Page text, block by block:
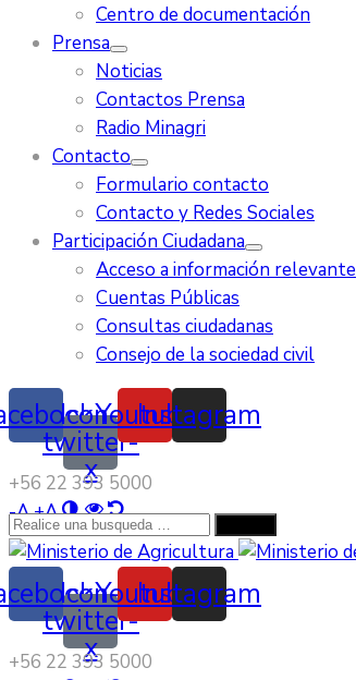
Centro de documentación
Prensa
Noticias
Contactos Prensa
Radio Minagri
Contacto
Formulario contacto
Contacto y Redes Sociales
Participación Ciudadana
Acceso a información relevante
Cuentas Públicas
Consultas ciudadanas
Consejo de la sociedad civil
Icon-
twitter-
x
Youtube
Instagram
‭+56 22 393 5000‬
-A+A
Icon-
twitter-
x
Youtube
Instagram
‭+56 22 393 5000‬